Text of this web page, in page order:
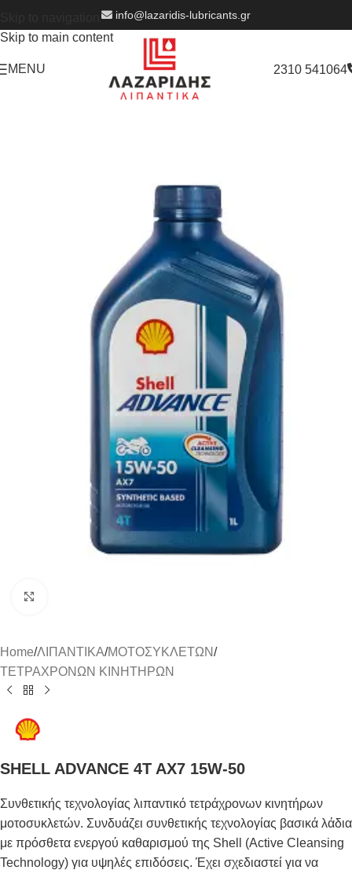
Skip to main content
info@lazaridis-lubricants.gr
MENU 2310 541064
Home/ΛΙΠΑΝΤΙΚΑ/ΜΟΤΟΣΥΚΛΕΤΩΝ/
ΤΕΤΡΑΧΡΟΝΩΝ ΚΙΝΗΤΗΡΩΝ
SHELL ADVANCE 4T AX7 15W-50
Συνθετικής τεχνολογίας λιπαντικό τετράχρονων κινητήρων
μοτοσυκλετών. Συνδυάζει συνθετικής τεχνολογίας βασικά λάδια
με πρόσθετα ενεργού καθαρισμού της Shell (Active Cleansing
Technology) για υψηλές επιδόσεις. Έχει σχεδιαστεί για να